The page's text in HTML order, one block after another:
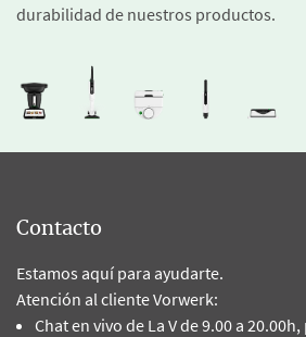
durabilidad de nuestros productos.
Contacto
Estamos aquí para ayudarte.
Atención al cliente Vorwerk:
Chat en vivo de La V de 9.00 a